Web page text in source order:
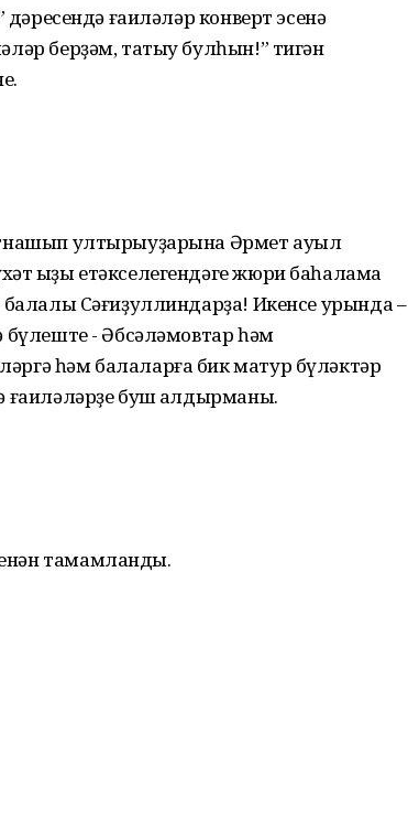
дәресендә ғаиләләр конверт эсенә
берҙәм, татыу булһын!” тигән
ултырыуҙарына Әрмет ауыл
ҡыҙы етәкселегендәге жюри баһалама
Сәғиҙуллиндарҙа! Икенсе урында –
бүлеште - Әбсәләмовтар һәм
һәм балаларға бик матур бүләктәр
ғаиләләрҙе буш ҡалдырманы.
тамамланды.